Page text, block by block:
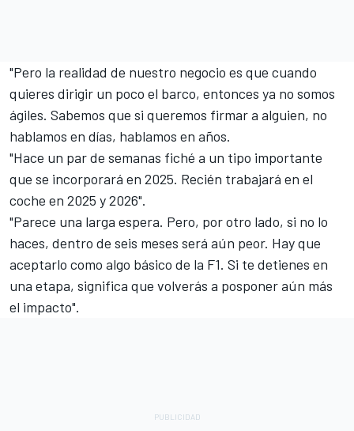
"Pero la realidad de nuestro negocio es que cuando
quieres dirigir un poco el barco, entonces ya no somos
ágiles. Sabemos que si queremos firmar a alguien, no
hablamos en días, hablamos en años.
"Hace un par de semanas fiché a un tipo importante
que se incorporará en 2025. Recién trabajará en el
coche en 2025 y 2026".
"Parece una larga espera. Pero, por otro lado, si no lo
haces, dentro de seis meses será aún peor. Hay que
aceptarlo como algo básico de la F1. Si te detienes en
una etapa, significa que volverás a posponer aún más
el impacto".